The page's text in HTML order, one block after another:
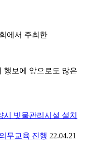
에서 주최한
행보에 앞으로도 많은
시 빗물관리시설 설치
무교육 진행 22.04.21